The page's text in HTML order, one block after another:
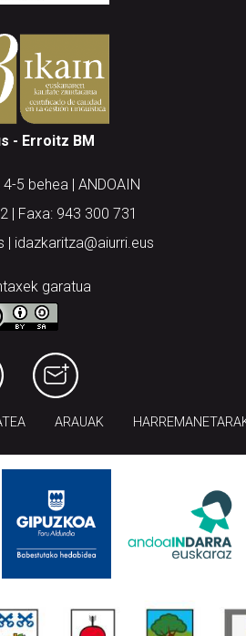
- Erroitz BM
5 behea | ANDOAIN
| Faxa: 943 300 731
| idazkaritza@aiurri.eus
garatua
ARAUAK